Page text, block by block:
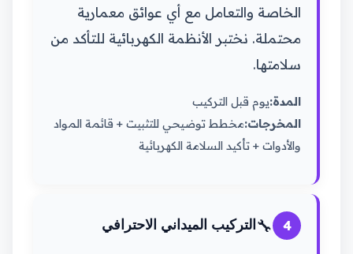
الخاصة والتعامل مع أي عوائق معمارية
محتملة. نختبر الأنظمة الكهربائية للتأكد من
سلامتها.
المدة:يوم قبل التركيب
المخرجات:مخطط توضيحي للتثبيت + قائمة المواد
والأدوات + تأكيد السلامة الكهربائية
4
🔧 التركيب الميداني الاحترافي